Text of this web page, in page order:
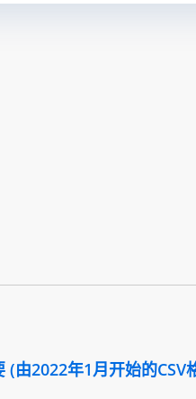
由2022年1月开始的CSV